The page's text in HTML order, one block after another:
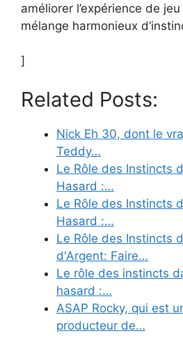
améliorer l’expérience de
mélange harmonieux
]
Related Posts:
Nick Eh 30, dont le
Teddy…
Le Rôle des Instincts
Hasard :…
Le Rôle des Instincts
Hasard :…
Le Rôle des Instincts
d'Argent: Faire…
Le rôle des instincts
hasard :…
ASAP Rocky, qui est
producteur de…